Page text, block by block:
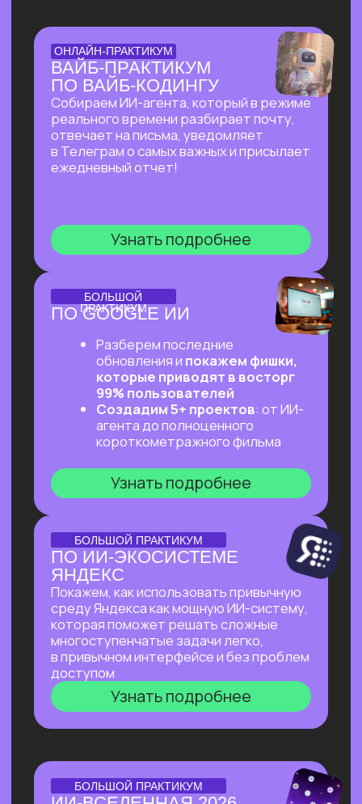
и инфографики: без долгой верстки,
сложных программ и навыков в дизайне!
Узнать подробнее
БОЛЬШОЙ ПРАКТИКУМ
ПО ИИ-АГЕНТУ
PERPLEXITY COMPUTER
На реальных задачах покажем, на что
Узнать подробнее
ОНЛАЙН-ПРАКТИКУМ
ПЕРВЫЙ ПРАКТИКУМ
ПО ВАЙБКОДИНГУ
ВСЕХ, КТО «НЕ ТЕХНАРЬ»
Обещаем: за 2 часа переведем тебя
из точки «Это точно не для меня»
в точку «Я тоже могу вайб-кодить!»
Узнать подробнее
ПОДРАБОТКА НА ИИ
ДЛЯ КАЖДОГО
Разберем, на каких задачах можно
выстроить стабильную подработку
от 30 т.р. с помощью простых ИИ-
✔ Без технического бэкграунда
✔ Без смены профессии и опыта
во фрилансе
✔ Даже если есть всего 2 часа в день
Узнать подробнее
Нейросети 28
IT-профессии 16
Естественный интеллект 1
Высшее образование 2